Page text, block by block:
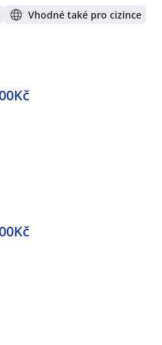
Vhodné také pro cizince